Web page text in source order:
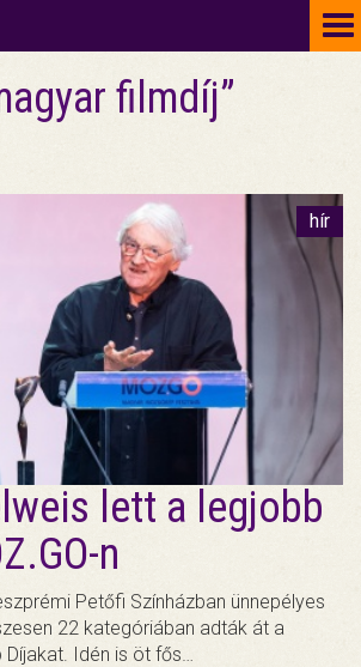
filmdíj”
hír
lett a legjobb
n
Petőfi Színházban ünnepélyes
22 kategóriában adták át a
Idén is öt fős…